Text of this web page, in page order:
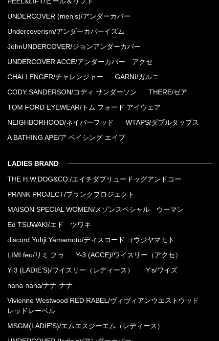
UNDERCOVER (men’s)/アンダーカバー
Undercoverism/アンダーカバーイズム
JohnUNDERCOVER/ジョンアンダーカバー
UNDERCOVER ACCE/アンダーカバー アクセ
CHALLENGER/チャレンジャー GARNI/ガルニ
CODY SANDERSON/コディ サンダーソン THERE/ゼア
TOM FORD EYEWEAR/トム フォード アイウェア
NEIGHBORHOOD/ネイバーフッド WTAPS/ダブルタップス
A BATHING APE/ア ベイシング エイプ
LADIES BRAND
THE H.W.DOG&CO./エイチダブリュードッグアンドコー
PRANK PROJECT/プランクプロジェクト
MAISON SPECIAL WOMEN/メゾンスペシャル ウーマン
Ed TSUWAKI/エド ツワキ
discord Yohji Yamamoto/ディスコード ヨウジヤマモト
LIMI feu/リミ フゥ Y-3 (ACCE)/ワイスリー（アクセ）
Y-3 (LADIE’S)/ワイスリー（レディース） Y’s/ワイズ
nana-nana/ナナ-ナナ
Vivienne Westwood RED RABEL/ヴィヴィアンウエストウッド
レッドレーベル
MSGM(LADIE’S)/エムエスジーエム（レディース）